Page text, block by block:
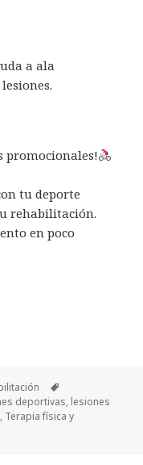
a ala
promocionales!
tu deporte
rehabilitación.
en poco
deportivas, lesiones
, Terapia física y